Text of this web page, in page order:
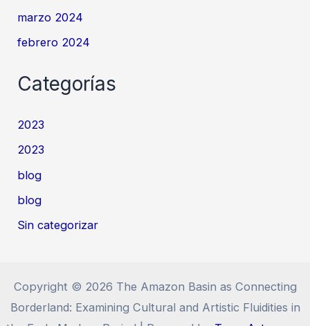
marzo 2024
febrero 2024
Categorías
2023
2023
blog
blog
Sin categorizar
Copyright © 2026 The Amazon Basin as Connecting
Borderland: Examining Cultural and Artistic Fluidities in